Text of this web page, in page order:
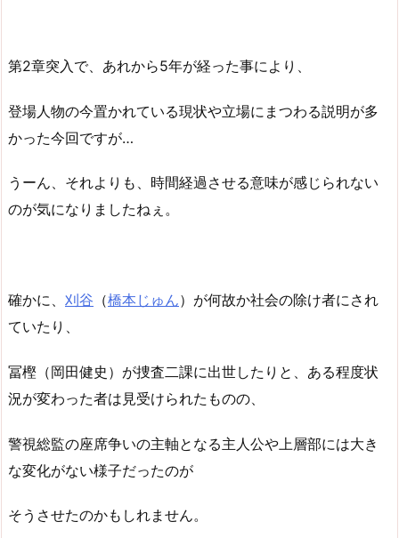
第2章突入で、あれから5年が経った事により、
登場人物の今置かれている現状や立場にまつわる説明が多
かった今回ですが…
うーん、それよりも、時間経過させる意味が感じられない
のが気になりましたねぇ。
確かに、 刈谷 （橋本じゅん）が何故か社会の除け者にされ
ていたり、
冨樫（岡田健史）が捜査二課に出世したりと、ある程度状
況が変わった者は見受けられたものの、
警視総監の座席争いの主軸となる主人公や上層部には大き
な変化がない様子だったのが
そうさせたのかもしれません。